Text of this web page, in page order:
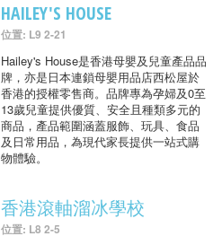
HAILEY'S HOUSE
位置: L9 2-21
Hailey's House是香港母嬰及兒童產品品
牌，亦是日本連鎖母嬰用品店西松屋於
香港的授權零售商。品牌專為孕婦及0至
13歲兒童提供優質、安全且種類多元的
商品，產品範圍涵蓋服飾、玩具、食品
及日常用品，為現代家長提供一站式購
物體驗。
香港滾軸溜冰學校
位置: L8 2-5